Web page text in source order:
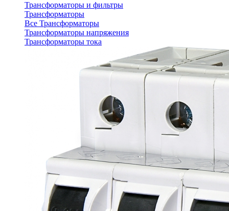
Трансформаторы и фильтры
Трансформаторы
Все Трансформаторы
Трансформаторы напряжения
Трансформаторы тока